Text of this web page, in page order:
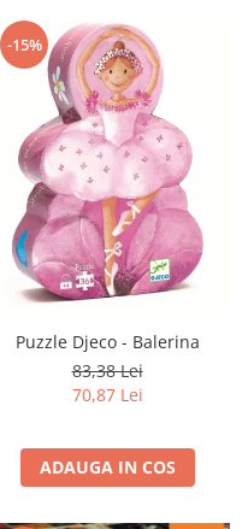
-15%
Puzzle Djeco - Balerina
83,38 Lei
70,87 Lei
ADAUGA IN COS